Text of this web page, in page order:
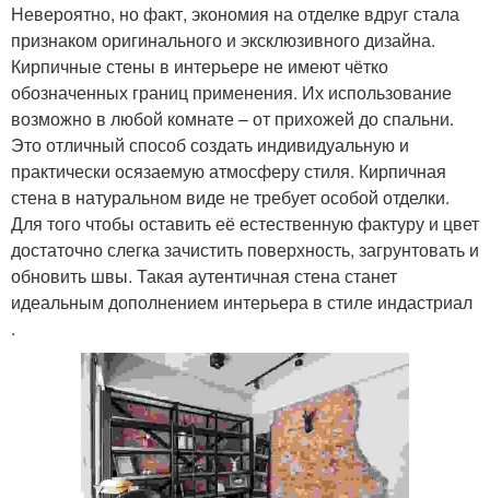
Невероятно, но факт, экономия на отделке вдруг стала
признаком оригинального и эксклюзивного дизайна.
Кирпичные стены в интерьере не имеют чётко
обозначенных границ применения. Их использование
возможно в любой комнате – от прихожей до спальни.
Это отличный способ создать индивидуальную и
практически осязаемую атмосферу стиля. Кирпичная
стена в натуральном виде не требует особой отделки.
Для того чтобы оставить её естественную фактуру и цвет
достаточно слегка зачистить поверхность, загрунтовать и
обновить швы. Такая аутентичная стена станет
идеальным дополнением интерьера в стиле индастриал
.